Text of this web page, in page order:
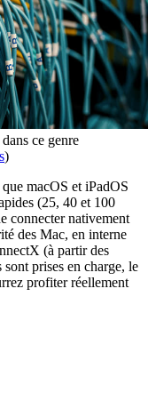
ce genre
)
macOS et iPadOS
(25, 40 et 100
connecter nativement
des Mac, en interne
(à partir des
prises en charge, le
profiter réellement